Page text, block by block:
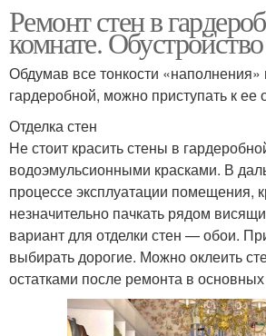
Ремонт стен в
комнате. Обустройство
Обдумав все тонкости
гардеробной, можно приступать к ее
Отделка стен
Не стоит красить стены в
водоэмульсионными красками. В
процессе эксплуатации помещения,
незначительно пачкать рядом
вариант для отделки стен — обои.
выбирать дорогие. Можно оклеить
остатками после ремонта в